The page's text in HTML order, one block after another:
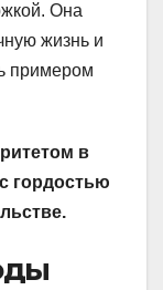
Она
жизнь и
примером
в
гордостью